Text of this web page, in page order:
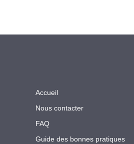
Accueil
Nous contacter
FAQ
Guide des bonnes pratiques